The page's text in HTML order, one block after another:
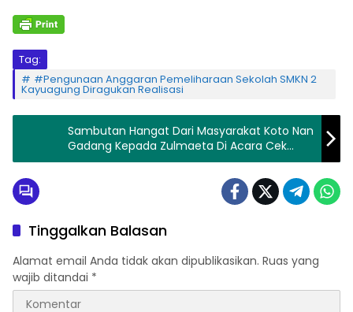
Tag:
#Pengunaan Anggaran Pemeliharaan Sekolah SMKN 2
Kayuagung Diragukan Realisasi
Sambutan Hangat Dari Masyarakat Koto Nan
Gadang Kepada Zulmaeta Di Acara Cek
Kesehatan Gratis Di Kaniang Bukik
Tinggalkan Balasan
Alamat email Anda tidak akan dipublikasikan. Ruas yang
wajib ditandai *